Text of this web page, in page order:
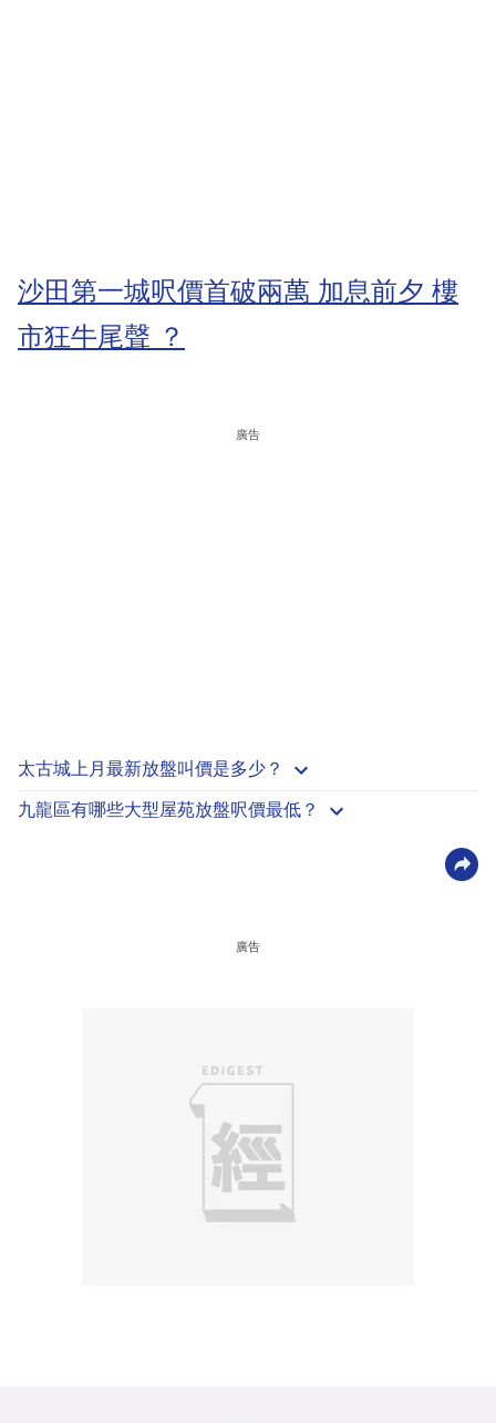
沙田第一城呎價首破兩萬 加息前夕 樓
市狂牛尾聲 ？
廣告
太古城上月最新放盤叫價是多少？
九龍區有哪些大型屋苑放盤呎價最低？
廣告